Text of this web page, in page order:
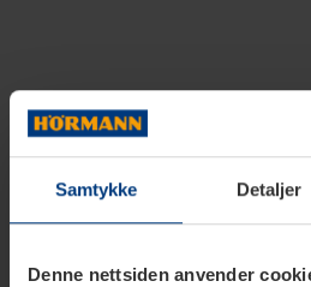
Samtykke Detaljer
Denne nettsiden anvender